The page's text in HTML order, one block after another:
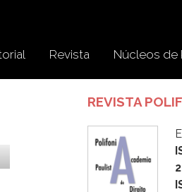
Revista Núcleos de
REVISTA